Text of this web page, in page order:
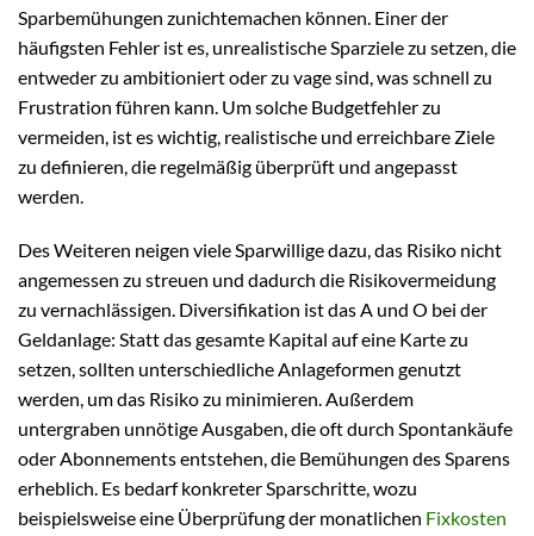
Sparbemühungen zunichtemachen können. Einer der
häufigsten Fehler ist es, unrealistische Sparziele zu setzen, die
entweder zu ambitioniert oder zu vage sind, was schnell zu
Frustration führen kann. Um solche Budgetfehler zu
vermeiden, ist es wichtig, realistische und erreichbare Ziele
zu definieren, die regelmäßig überprüft und angepasst
werden.
Des Weiteren neigen viele Sparwillige dazu, das Risiko nicht
angemessen zu streuen und dadurch die Risikovermeidung
zu vernachlässigen. Diversifikation ist das A und O bei der
Geldanlage: Statt das gesamte Kapital auf eine Karte zu
setzen, sollten unterschiedliche Anlageformen genutzt
werden, um das Risiko zu minimieren. Außerdem
untergraben unnötige Ausgaben, die oft durch Spontankäufe
oder Abonnements entstehen, die Bemühungen des Sparens
erheblich. Es bedarf konkreter Sparschritte, wozu
beispielsweise eine Überprüfung der monatlichen Fixkosten